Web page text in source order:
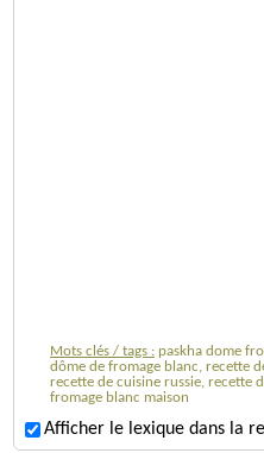
Mots clés / tags : paskha dome
dôme de fromage blanc, recette
recette de cuisine russie, recette
fromage blanc maison
Afficher le lexique dans la